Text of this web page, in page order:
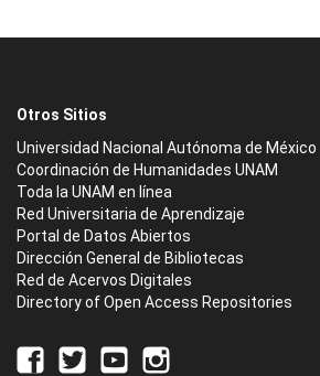
Otros Sitios
Universidad Nacional Autónoma de México
Coordinación de Humanidades UNAM
Toda la UNAM en línea
Red Universitaria de Aprendizaje
Portal de Datos Abiertos
Dirección General de Bibliotecas
Red de Acervos Digitales
Directory of Open Access Repositories